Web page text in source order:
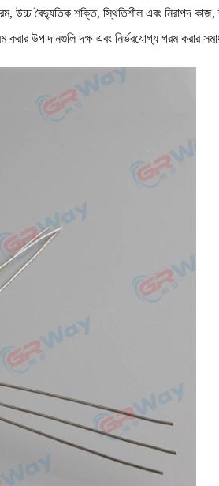
বৈদ্যুতিক শক্তি, স্থিতিশীল এবং নিরাপদ কাজ,
করার উপাদানগুলি দক্ষ এবং নির্ভরযোগ্য গরম করার